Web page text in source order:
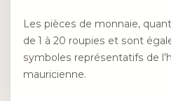
Les pièces de monnaie,
de 1 à 20 roupies et sont
symboles représentatifs de
mauricienne.